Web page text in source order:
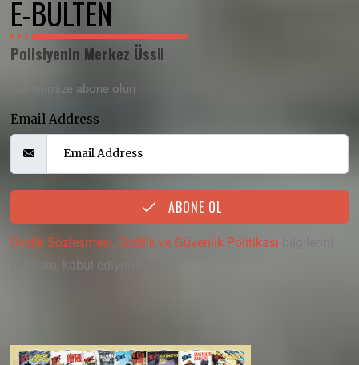
E-BÜLTEN
Polisiyenin Merkez Üssü
Bültenimize abone olun
Email Address
ABONE OL
Üyelik Sözleşmesi Gizlilik ve Güvenlik Politikası
okudum, kabul ediyorum.